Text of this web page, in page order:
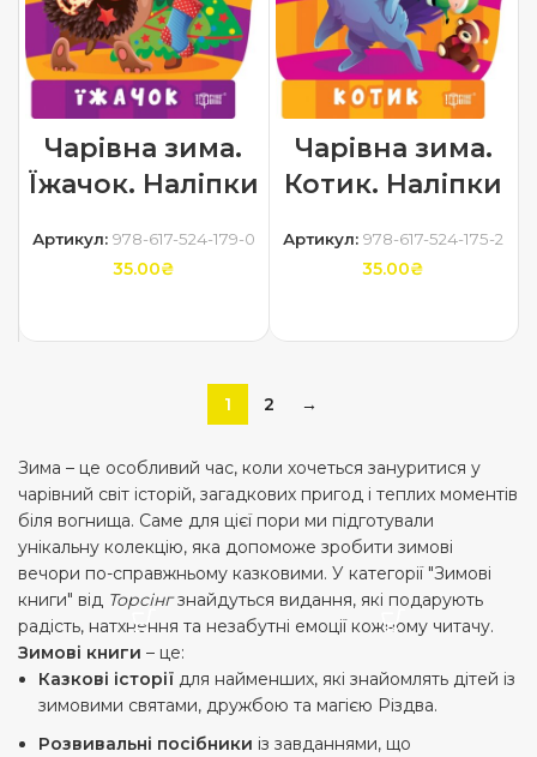
Чарівна зима.
Їжачок. Наліпки
Артикул: 978-617-524-179-0
35.00₴
Чарівна зима.
Котик. Наліпки
Артикул:978-617-524-175-2
35.00₴
1 2 →
Зима – це особливий час, коли хочеться зануритися у
чарівний світ історій, загадкових пригод і теплих моментів
біля вогнища. Саме для цієї пори ми підготували
унікальну колекцію, яка допоможе зробити зимові
вечори по-справжньому казковими. У категорії "Зимові
книги" від Торсінгзнайдуться видання, які подарують
радість, натхнення та незабутні емоції кожному читачу.
Зимові книги – це:
Казкові історії для найменших, які знайомлять дітей із
зимовими святами, дружбою та магією Різдва.
Розвивальні посібники із завданнями, що